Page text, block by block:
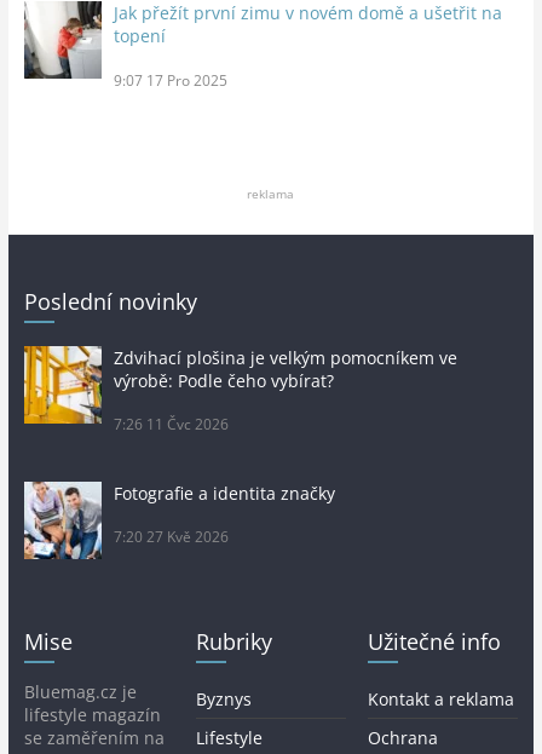
Jak přežít první zimu v novém domě a ušetřit na
topení
9:07 17 Pro 2025
reklama
Poslední novinky
Zdvihací plošina je velkým pomocníkem ve
výrobě: Podle čeho vybírat?
7:26 11 Čvc 2026
Fotografie a identita značky
7:20 27 Kvě 2026
Mise
Bluemag.cz je
lifestyle magazín
se zaměřením na
Rubriky
Byznys
Lifestyle
Užitečné info
Kontakt a reklama
Ochrana